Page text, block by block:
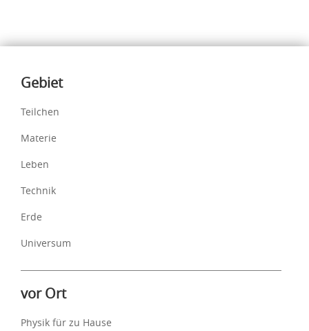
Inhalte
Gebiet
Teilchen
Materie
Leben
Technik
Erde
Universum
vor Ort
Physik für zu Hause